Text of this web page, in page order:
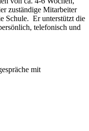
zuständige Mitarbeiter
Schule. Er unterstützt die
telefonisch und
mit